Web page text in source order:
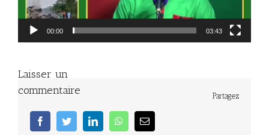
00:00 03:43
Partagez
facebooktwitter linkedin whatsappEmail
Laisser un
commentaire